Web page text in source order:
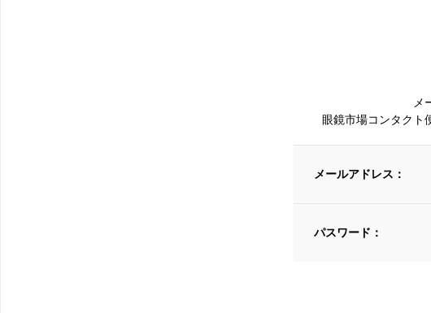
メ
眼鏡市場コンタクト
メールアドレス：
パスワード：